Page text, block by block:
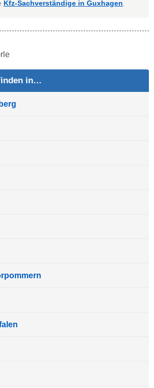
Kfz-Sachverständige in Guxhagen
in…